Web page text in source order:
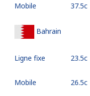
Mobile ⁦37.5c⁩
Bahrain
Ligne fixe ⁦23.5c⁩
Mobile ⁦26.5c⁩